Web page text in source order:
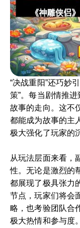
“决战重阳”还巧妙
策”。每当剧情推
故事的走向。这不
都能成为故事的主
极大强化了玩家的
从玩法层面来看，
性。无论是激烈的
都展现了极具张力
节点，玩家们将会
略，也考验团队合
极大热情和参与度。